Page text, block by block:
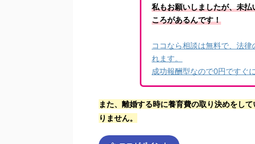
私もお願いしましたが、未
ころがあるんです！
ココなら相談は無料で、法
れます。
成功報酬型なので0円ですぐ
また、離婚する時に養育費の取り決めをし
りません。